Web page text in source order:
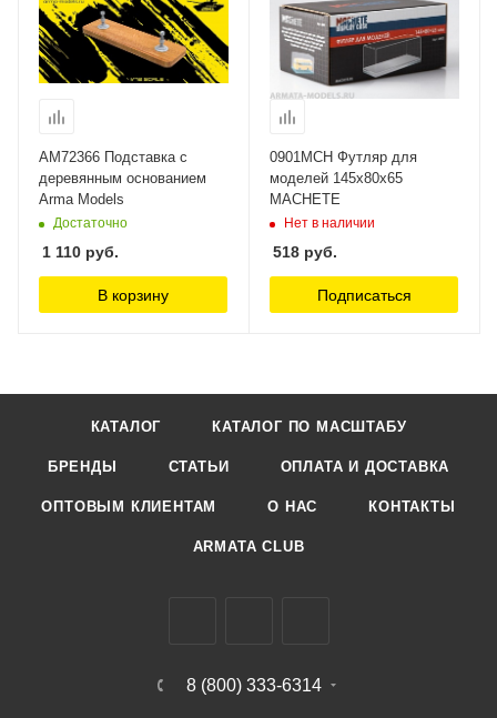
AM72366 Подставка с
деревянным основанием
Arma Models
Достаточно
1 110 руб.
В корзину
0901MCH Футляр для
моделей 145х80х65
MACHETE
Нет в наличии
518 руб.
Подписаться
КАТАЛОГ КАТАЛОГ ПО МАСШТАБУ
БРЕНДЫ СТАТЬИ ОПЛАТА И ДОСТАВКА
ОПТОВЫМ КЛИЕНТАМ О НАС КОНТАКТЫ
ARMATA CLUB
8 (800) 333-6314